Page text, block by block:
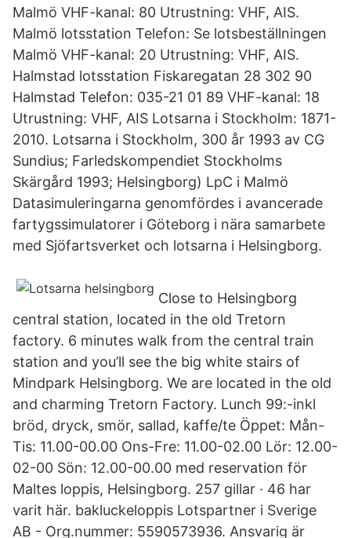
Malmö VHF-kanal: 80 Utrustning: VHF, AIS.
Malmö lotsstation Telefon: Se lotsbeställningen
Malmö VHF-kanal: 20 Utrustning: VHF, AIS.
Halmstad lotsstation Fiskaregatan 28 302 90
Halmstad Telefon: 035-21 01 89 VHF-kanal: 18
Utrustning: VHF, AIS Lotsarna i Stockholm: 1871-
2010. Lotsarna i Stockholm, 300 år 1993 av CG
Sundius; Farledskompendiet Stockholms
Skärgård 1993; Helsingborg) LpC i Malmö
Datasimuleringarna genomfördes i avancerade
fartygssimulatorer i Göteborg i nära samarbete
med Sjöfartsverket och lotsarna i Helsingborg.
Close to Helsingborg
central station, located in the old Tretorn
factory. 6 minutes walk from the central train
station and you’ll see the big white stairs of
Mindpark Helsingborg. We are located in the old
and charming Tretorn Factory. Lunch 99:-inkl
bröd, dryck, smör, sallad, kaffe/te Öppet: Mån-
Tis: 11.00-00.00 Ons-Fre: 11.00-02.00 Lör: 12.00-
02-00 Sön: 12.00-00.00 med reservation för
Maltes loppis, Helsingborg. 257 gillar · 46 har
varit här. bakluckeloppis Lotspartner i Sverige
AB - Org.nummer: 5590573936. Ansvarig är